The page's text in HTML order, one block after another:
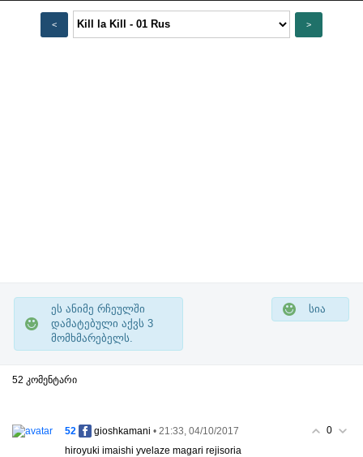
< >
ეს ანიმე რჩეულში
დამატებული აქვს 3
მომხმარებელს.
სია
52 კომენტარი
0
52 gioshkamani • 21:33, 04/10/2017
hiroyuki imaishi yvelaze magari rejisoria